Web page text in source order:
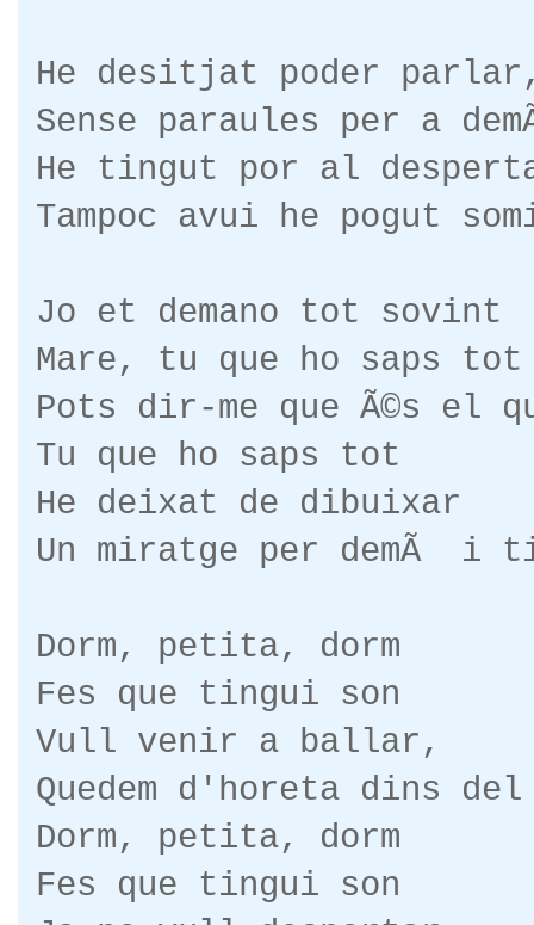
He desitjat poder
Sense paraules per a
He tingut por al
Tampoc avui he pogut
Jo et demano tot sovint
Mare, tu que ho saps tot
Pots dir-me que Ã©s el
Tu que ho saps tot
He deixat de dibuixar
Un miratge per demÃ i
Dorm, petita, dorm
Fes que tingui son
Vull venir a ballar,
Quedem d'horeta dins del
Dorm, petita, dorm
Fes que tingui son